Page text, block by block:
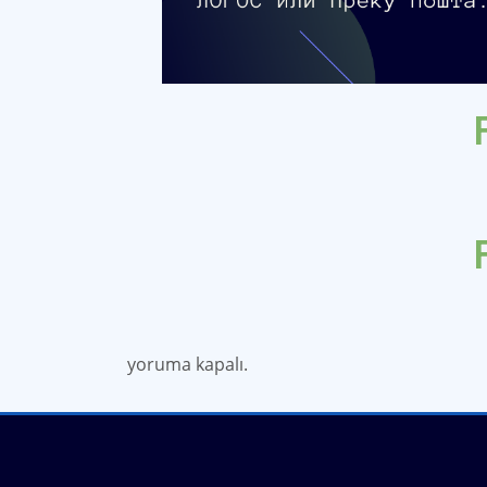
yoruma kapalı.